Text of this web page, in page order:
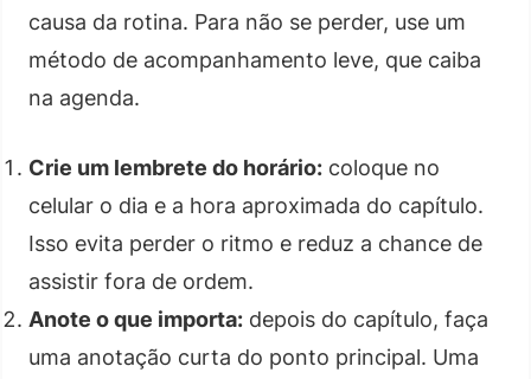
causa da rotina. Para não se perder, use um
método de acompanhamento leve, que caiba
na agenda.
Crie um lembrete do horário: coloque no
celular o dia e a hora aproximada do capítulo.
Isso evita perder o ritmo e reduz a chance de
assistir fora de ordem.
Anote o que importa: depois do capítulo, faça
uma anotação curta do ponto principal. Uma